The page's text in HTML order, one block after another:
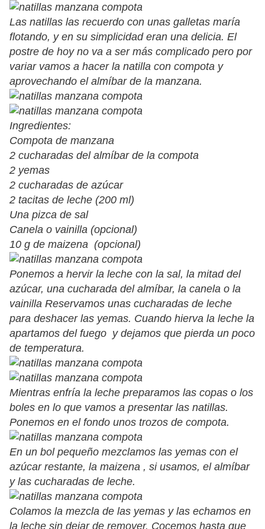
Las natillas las recuerdo con unas galletas maría
flotando, y en su simplicidad eran una delicia. El
postre de hoy no va a ser más complicado pero por
variar vamos a hacer la natilla con compota y
aprovechando el almíbar de la manzana.
Ingredientes:
Compota de manzana
2 cucharadas del almíbar de la compota
2 yemas
2 cucharadas de azúcar
2 tacitas de leche (200 ml)
Una pizca de sal
Canela o vainilla (opcional)
10 g de maizena (opcional)
Ponemos a hervir la leche con la sal, la mitad del
azúcar, una cucharada del almíbar, la canela o la
vainilla Reservamos unas cucharadas de leche
para deshacer las yemas. Cuando hierva la leche la
apartamos del fuego y dejamos que pierda un poco
de temperatura.
Mientras enfría la leche preparamos las copas o los
boles en lo que vamos a presentar las natillas.
Ponemos en el fondo unos trozos de compota.
En un bol pequeño mezclamos las yemas con el
azúcar restante, la maizena , si usamos, el almíbar
y las cucharadas de leche.
Colamos la mezcla de las yemas y las echamos en
la leche sin dejar de remover. Cocemos hasta que